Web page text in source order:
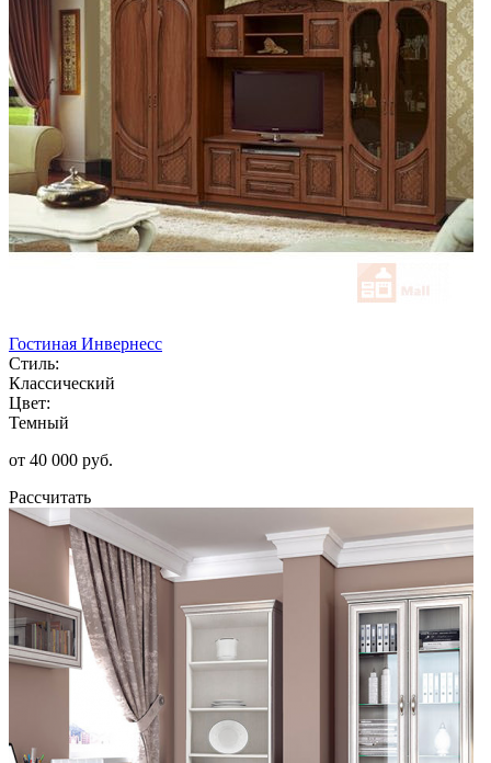
Гостиная Инвернесс
Стиль:
Классический
Цвет:
Темный
от 40 000 руб.
Рассчитать